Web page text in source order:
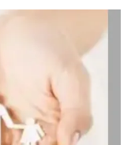
डी
सकती
फैमिली
प्लानिंग
में